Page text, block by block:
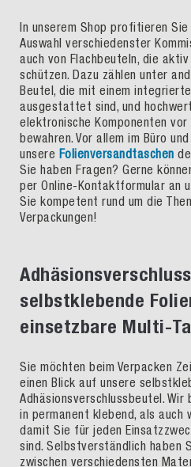
In unserem Shop profitieren
Auswahl verschiedenster
auch von Flachbeuteln, die
schützen. Dazu zählen unter
Beutel, die mit einem
ausgestattet sind, und
elektronische Komponenten
bewahren. Vor allem im Büro
unsere Folienversandtaschen
Sie haben Fragen? Gerne
per Online-Kontaktformular an
Sie kompetent rund um die
Verpackungen!
selbstklebende
einsetzbare Multi-
Sie möchten beim Verpacken
einen Blick auf unsere
Adhäsionsverschlussbeutel. Wir
in permanent klebend, als auch
damit Sie für jeden
sind. Selbstverständlich haben
zwischen verschiedensten